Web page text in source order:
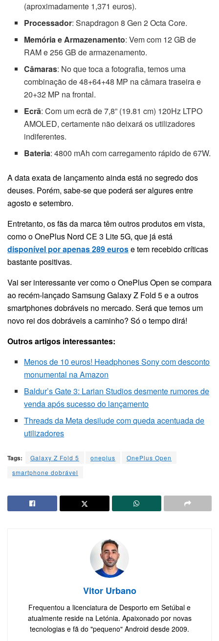
(aproximadamente 1,371 euros).
Processador: Snapdragon 8 Gen 2 Octa Core.
Memória e Armazenamento: Vem com 12 GB de
RAM e 256 GB de armazenamento.
Câmaras: No que toca a fotografia, temos uma
combinação de 48+64+48 MP na câmara traseira e
20+32 MP na frontal.
Ecrã: Com um ecrã de 7,8” (19.81 cm) 120Hz LTPO
AMOLED, certamente não deixará os utilizadores
indiferentes.
Bateria: 4800 mAh com carregamento rápido de 67W.
A data exata de lançamento ainda está no segredo dos
deuses. Porém, sabe-se que poderá ser algures entre
agosto e setembro.
Entretanto, os fãs da marca têm outros produtos em vista,
como o OnePlus Nord CE 3 Lite 5G, que já está
disponível por apenas 289 eurose tem recebido críticas
bastante positivas.
Vai ser interessante ver como o OnePlus Open se compara
ao recém-lançado Samsung Galaxy Z Fold 5 e a outros
smartphones dobráveis no mercado. Será que temos um
novo rei dos dobráveis a caminho? Só o tempo dirá!
Outros artigos interessantes:
Menos de 10 euros! Headphones Sony com desconto
monumental na Amazon
Baldur’s Gate 3: Larian Studios desmente rumores de
venda após sucesso do lançamento
Threads da Meta desilude com queda acentuada de
utilizadores
Tags: Galaxy Z Fold 5 oneplus
OnePlus Open
smartphone dobrável
Vitor Urbano
Frequentou a licenciatura de Desporto em Setúbal e
atualmente reside na Letónia. Apaixonado por novas
tecnologias e fã do "pequeno" Android desde 2009.